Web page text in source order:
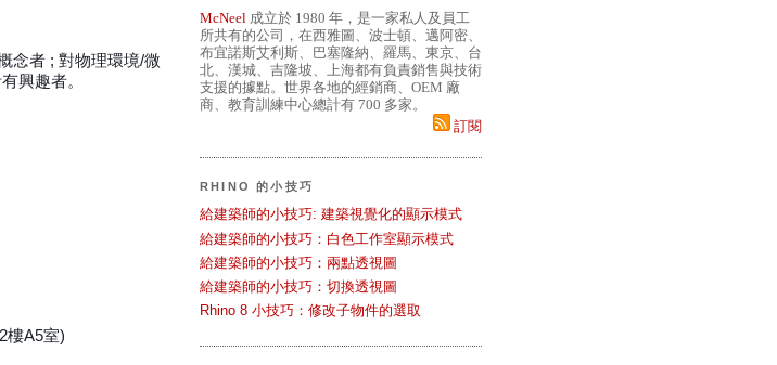
念者 ; 對物理環境/微
興趣者。
樓A5室)
McNeel 成立於 1980 年，是一家私人及員工
所共有的公司，在西雅圖、波士頓、邁阿密、
布宜諾斯艾利斯、巴塞隆納、羅馬、東京、台
北、漢城、吉隆坡、上海都有負責銷售與技術
支援的據點。世界各地的經銷商、OEM 廠
商、教育訓練中心總計有 700 多家。
訂閱
RHINO 的小技巧
給建築師的小技巧: 建築視覺化的顯示模式
給建築師的小技巧：白色工作室顯示模式
給建築師的小技巧：兩點透視圖
給建築師的小技巧：切換透視圖
Rhino 8 小技巧：修改子物件的選取